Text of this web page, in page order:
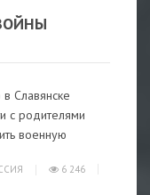
Славянске
с родителями
военную
6 246